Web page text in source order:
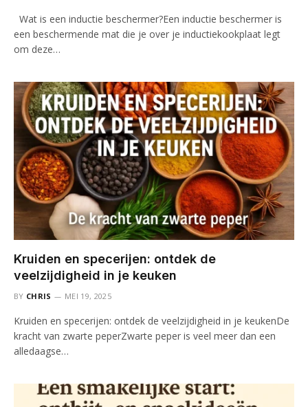
Wat is een inductie beschermer?Een inductie beschermer is
een beschermende mat die je over je inductiekookplaat legt
om deze…
Kruiden en specerijen: ontdek de
veelzijdigheid in je keuken
BY CHRIS MEI 19, 2025
Kruiden en specerijen: ontdek de veelzijdigheid in je keukenDe
kracht van zwarte peperZwarte peper is veel meer dan een
alledaagse…